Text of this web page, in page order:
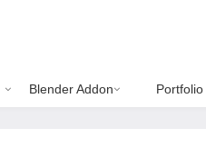
Blender Addon Portfolio